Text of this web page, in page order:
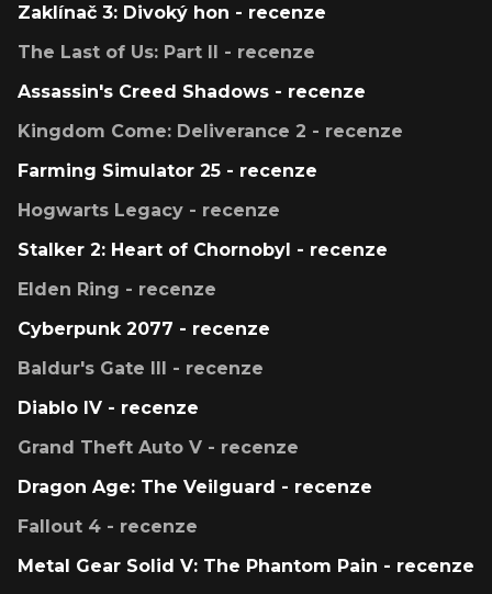
Zaklínač 3: Divoký hon - recenze
The Last of Us: Part II - recenze
Assassin's Creed Shadows - recenze
Kingdom Come: Deliverance 2 - recenze
Farming Simulator 25 - recenze
Hogwarts Legacy - recenze
Stalker 2: Heart of Chornobyl - recenze
Elden Ring - recenze
Cyberpunk 2077 - recenze
Baldur's Gate III - recenze
Diablo IV - recenze
Grand Theft Auto V - recenze
Dragon Age: The Veilguard - recenze
Fallout 4 - recenze
Metal Gear Solid V: The Phantom Pain - recenze